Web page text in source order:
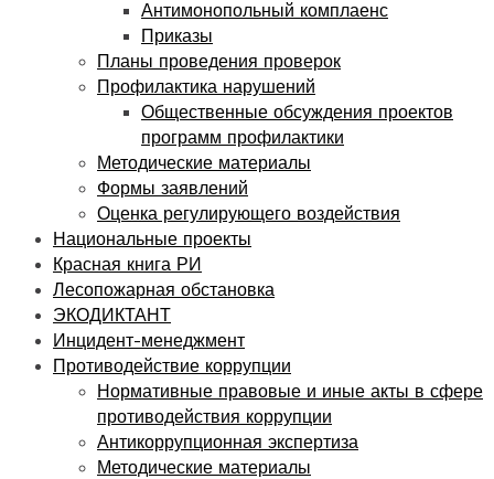
Антимонопольный комплаенс
Приказы
Планы проведения проверок
Профилактика нарушений
Общественные обсуждения проектов
программ профилактики
Методические материалы
Формы заявлений
Оценка регулирующего воздействия
Национальные проекты
Красная книга РИ
Лесопожарная обстановка
ЭКОДИКТАНТ
Инцидент-менеджмент
Противодействие коррупции
Нормативные правовые и иные акты в сфере
противодействия коррупции
Антикоррупционная экспертиза
Методические материалы